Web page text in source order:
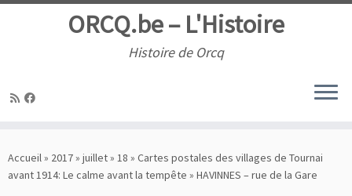
au
contenu
ORCQ.be – L'Histoire
Histoire de Orcq
Accueil» 2017» juillet» 18 » Cartes postales des villages de Tournai
avant 1914: Le calme avant la tempête » HAVINNES – rue de la Gare